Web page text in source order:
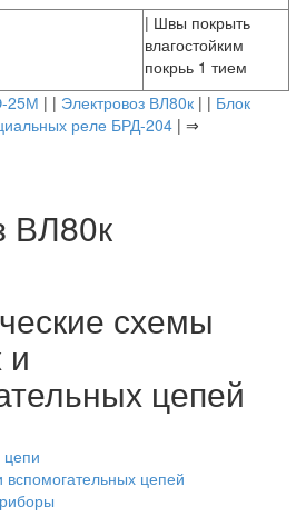
| Швы покрыть
влагостойким
покрьь 1 тием
25М | | Электровоз ВЛ80к | | Блок
реле БРД-204| ⇒
ВЛ80к
схемы
и
цепей
цепи
цепей